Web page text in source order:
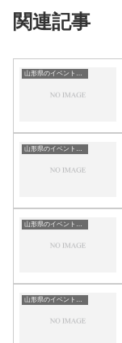
関連記事
山形県のイベント会場一覧
山形県のイベント会場一覧
山形県のイベント会場一覧
山形県のイベント会場一覧